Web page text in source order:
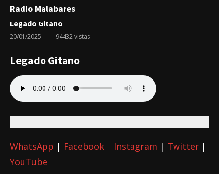
Radio Malabares
Legado Gitano
20/01/2025 94432vistas
Legado Gitano
WhatsApp | Facebook | Instagram | Twitter |
YouTube